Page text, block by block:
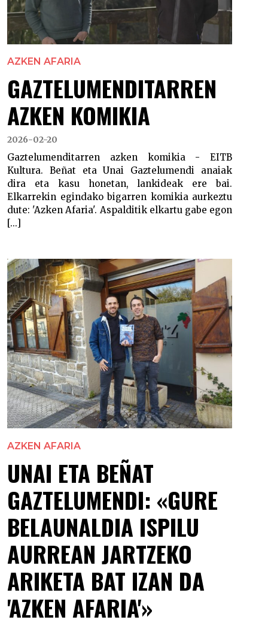
AZKEN AFARIA
GAZTELUMENDITARREN
AZKEN KOMIKIA
2026-02-20
Gaztelumenditarren azken komikia - EITB
Kultura. Beñat eta Unai Gaztelumendi anaiak
dira eta kasu honetan, lankideak ere bai.
Elkarrekin egindako bigarren komikia aurkeztu
dute: 'Azken Afaria'. Aspalditik elkartu gabe egon
[...]
AZKEN AFARIA
UNAI ETA BEÑAT
GAZTELUMENDI: «GURE
BELAUNALDIA ISPILU
AURREAN JARTZEKO
ARIKETA BAT IZAN DA
'AZKEN AFARIA'»